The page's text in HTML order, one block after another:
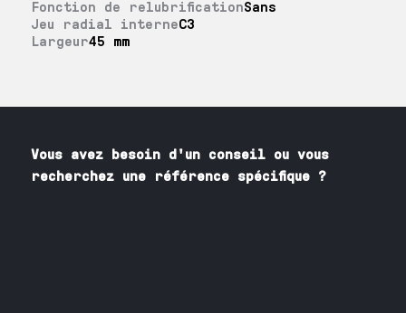
Fonction de relubrificationSans
Jeu radial interneC3
Largeur45 mm
Vous avez besoin d'un conseil ou vous
recherchez une référence spécifique ?